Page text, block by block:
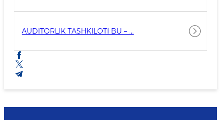
ETILADI?
AUDITORLIK TASHKILOTI BU – …